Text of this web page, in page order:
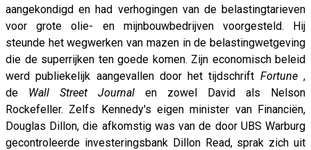
aangekondigd en had verhogingen van de belastingtarieven
voor grote olie- en mijnbouwbedrijven voorgesteld. Hij
steunde het wegwerken van mazen in de belastingwetgeving
die de superrijken ten goede komen. Zijn economisch beleid
werd publiekelijk aangevallen door het tijdschrift Fortune,
de Wall Street Journal en zowel David als Nelson
Rockefeller. Zelfs Kennedy's eigen minister van Financiën,
Douglas Dillon, die afkomstig was van de door UBS Warburg
gecontroleerde investeringsbank Dillon Read, sprak zich uit